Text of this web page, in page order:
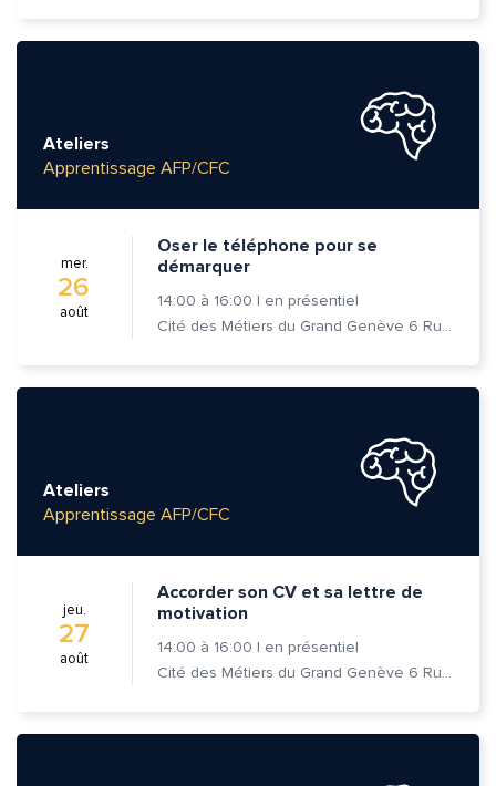
Ateliers
Apprentissage AFP/CFC
mer.
26
août
Oser le téléphone pour se
démarquer
14:00 à 16:00 | en présentiel
Cité des Métiers du Grand Genève 6 Rue Prévost-Martin 1205 Genève
Ateliers
Apprentissage AFP/CFC
jeu.
27
août
Accorder son CV et sa lettre de
motivation
14:00 à 16:00 | en présentiel
Cité des Métiers du Grand Genève 6 Rue Prévost-Martin 1205 Genève
Quelle est la pertinence de cette page?